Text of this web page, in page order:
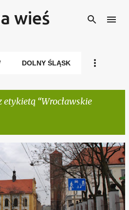
głównej zawartości
wieś
DOLNY ŚLĄSK
etykietą Wrocławskie